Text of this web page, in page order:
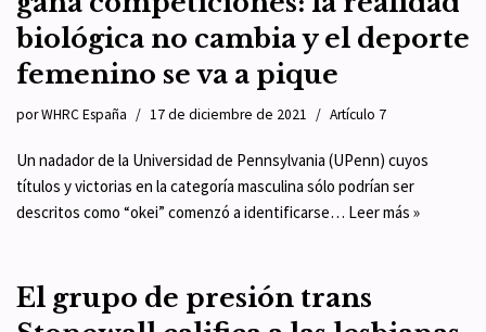
biológica no cambia y el deporte
femenino se va a pique
porWHRC España 17 de diciembre de 2021 Artículo 7
Un nadador de la Universidad de Pennsylvania (UPenn) cuyos
títulos y victorias en la categoría masculina sólo podrían ser
descritos como “okei” comenzó a identificarse… Leer más »
El grupo de presión trans